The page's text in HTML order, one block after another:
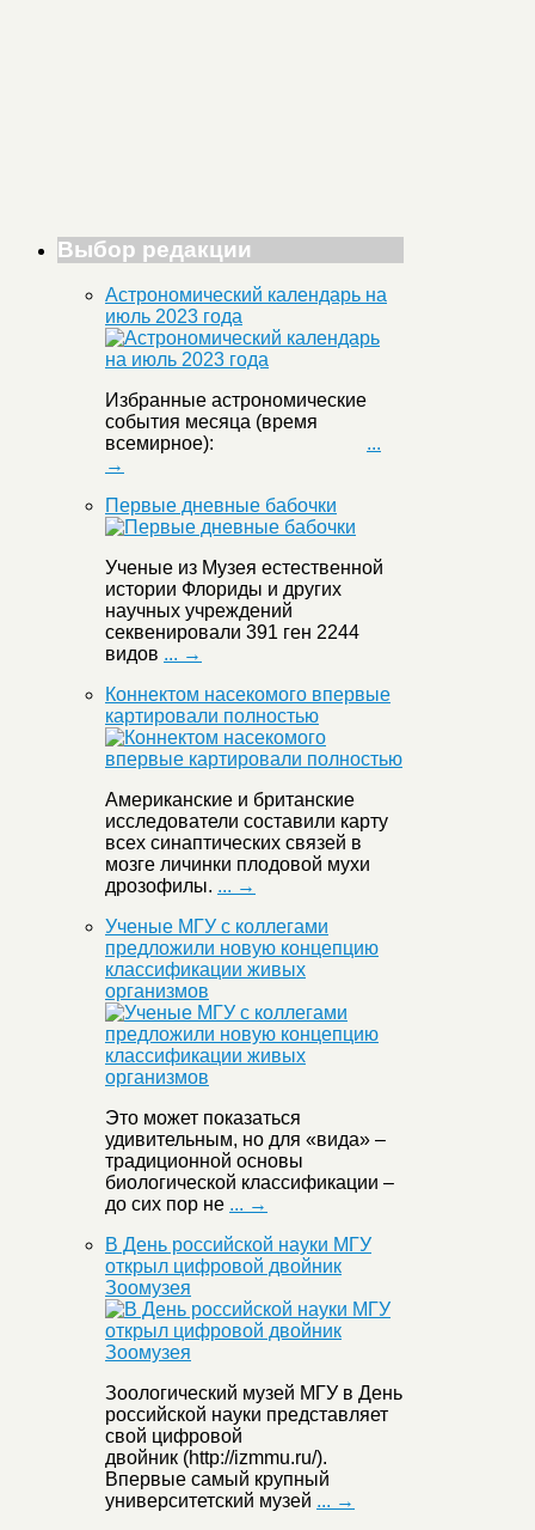
Выбор редакции
Астрономический календарь на
июль 2023 года
Избранные астрономические
события месяца (время
всемирное): ...
→
Первые дневные бабочки
Ученые из Музея естественной
истории Флориды и других
научных учреждений
секвенировали 391 ген 2244
видов ... →
Коннектом насекомого впервые
картировали полностью
Американские и британские
исследователи составили карту
всех синаптических связей в
мозге личинки плодовой мухи
дрозофилы. ... →
Ученые МГУ с коллегами
предложили новую концепцию
классификации живых
организмов
Это может показаться
удивительным, но для «вида» –
традиционной основы
биологической классификации –
до сих пор не ... →
В День российской науки МГУ
открыл цифровой двойник
Зоомузея
Зоологический музей МГУ в День
российской науки представляет
свой цифровой
двойник (http://izmmu.ru/).
Впервые самый крупный
университетский музей ... →